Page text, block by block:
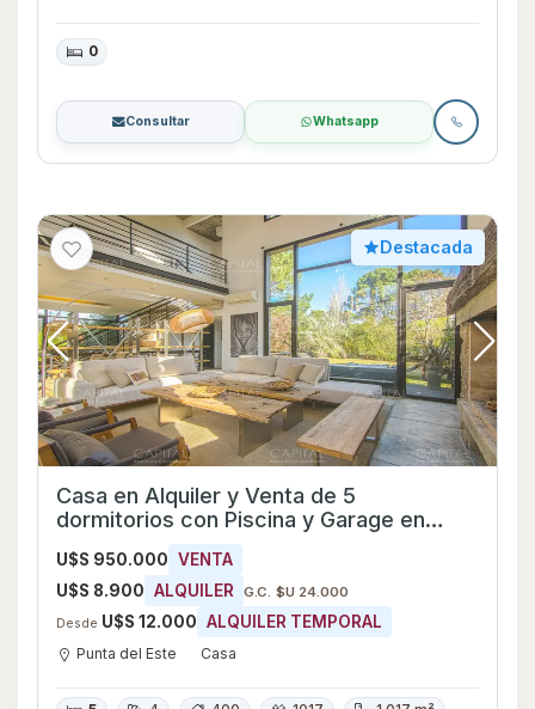
0
Consultar Whatsapp
Destacada
Casa en Alquiler y Venta de 5
dormitorios con Piscina y Garage en
Punta del Este, Maldonado
U$S 950.000 VENTA
U$S 8.900 ALQUILER
G.C. $U 24.000
Desde U$S 12.000 ALQUILER TEMPORAL
Punta del Este Casa